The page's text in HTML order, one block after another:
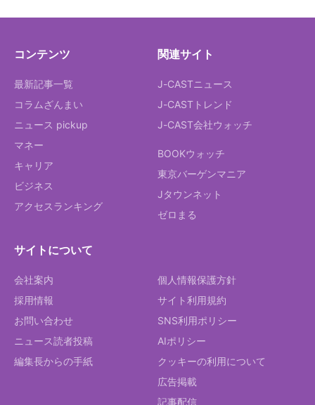
コンテンツ
最新記事一覧
コラムざんまい
ニュース pickup
マネー
キャリア
ビジネス
アクセスランキング
関連サイト
J-CASTニュース
J-CASTトレンド
J-CAST会社ウォッチ
BOOKウォッチ
東京バーゲンマニア
Jタウンネット
ゼロまる
サイトについて
会社案内
採用情報
お問い合わせ
ニュース読者投稿
編集長からの手紙
個人情報保護方針
サイト利用規約
SNS利用ポリシー
AIポリシー
クッキーの利用について
広告掲載
記事配信